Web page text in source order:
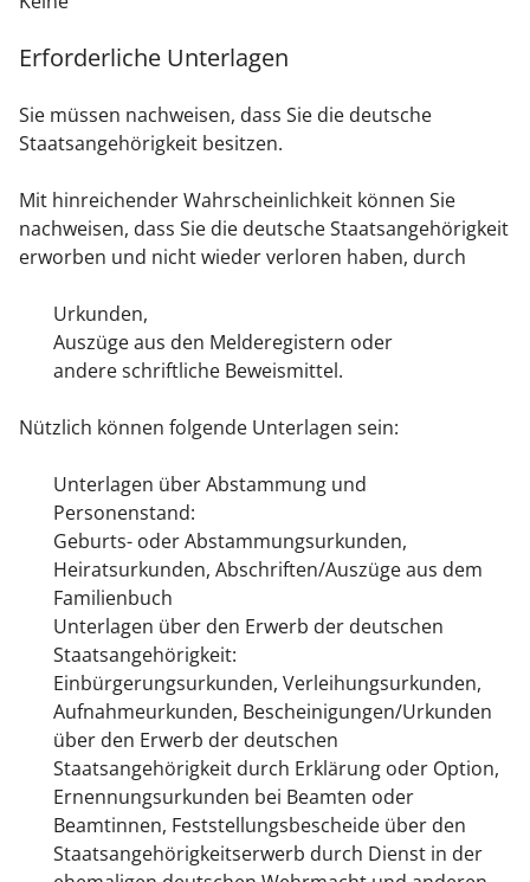
Erforderliche Unterlagen
Sie müssen nachweisen, dass Sie die deutsche
Staatsangehörigkeit besitzen.
Mit hinreichender Wahrscheinlichkeit können Sie
nachweisen, dass Sie die deutsche Staatsangehörigkeit
erworben und nicht wieder verloren haben, durch
Urkunden,
Auszüge aus den Melderegistern oder
andere schriftliche Beweismittel.
Nützlich können folgende Unterlagen sein:
Unterlagen über Abstammung und
Personenstand:
Geburts- oder Abstammungsurkunden,
Heiratsurkunden, Abschriften/Auszüge aus dem
Familienbuch
Unterlagen über den Erwerb der deutschen
Staatsangehörigkeit:
Einbürgerungsurkunden, Verleihungsurkunden,
Aufnahmeurkunden, Bescheinigungen/Urkunden
über den Erwerb der deutschen
Staatsangehörigkeit durch Erklärung oder Option,
Ernennungsurkunden bei Beamten oder
Beamtinnen, Feststellungsbescheide über den
Staatsangehörigkeitserwerb durch Dienst in der